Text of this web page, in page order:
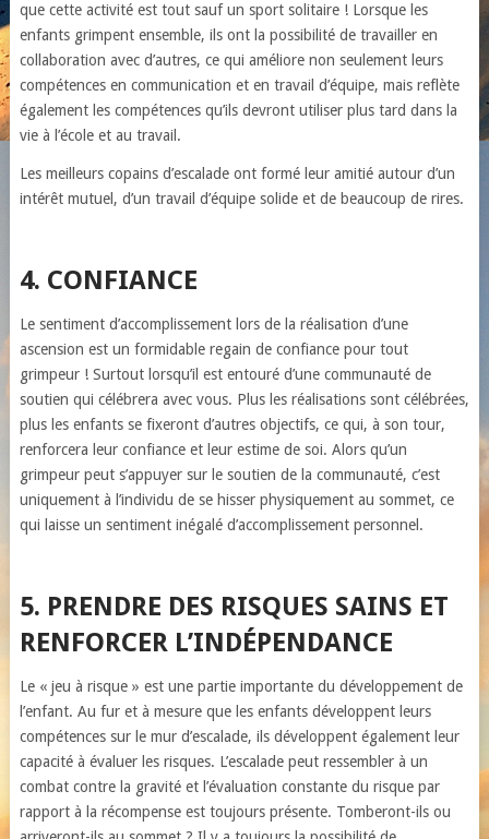
que cette activité est tout sauf un sport solitaire ! Lorsque les
enfants grimpent ensemble, ils ont la possibilité de travailler en
collaboration avec d’autres, ce qui améliore non seulement leurs
compétences en communication et en travail d’équipe, mais reflète
également les compétences qu’ils devront utiliser plus tard dans la
vie à l’école et au travail.
Les meilleurs copains d’escalade ont formé leur amitié autour d’un
intérêt mutuel, d’un travail d’équipe solide et de beaucoup de rires.
4. CONFIANCE
Le sentiment d’accomplissement lors de la réalisation d’une
ascension est un formidable regain de confiance pour tout
grimpeur ! Surtout lorsqu’il est entouré d’une communauté de
soutien qui célébrera avec vous. Plus les réalisations sont célébrées,
plus les enfants se fixeront d’autres objectifs, ce qui, à son tour,
renforcera leur confiance et leur estime de soi. Alors qu’un
grimpeur peut s’appuyer sur le soutien de la communauté, c’est
uniquement à l’individu de se hisser physiquement au sommet, ce
qui laisse un sentiment inégalé d’accomplissement personnel.
5. PRENDRE DES RISQUES SAINS ET
RENFORCER L’INDÉPENDANCE
Le « jeu à risque » est une partie importante du développement de
l’enfant. Au fur et à mesure que les enfants développent leurs
compétences sur le mur d’escalade, ils développent également leur
capacité à évaluer les risques. L’escalade peut ressembler à un
combat contre la gravité et l’évaluation constante du risque par
rapport à la récompense est toujours présente. Tomberont-ils ou